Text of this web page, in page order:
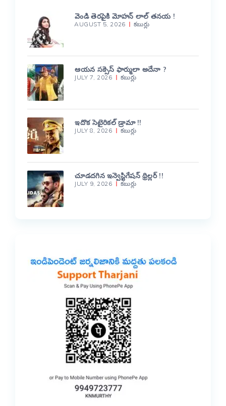
వెండి తెరపైకి మోహన్ లాల్ తనయ !
AUGUST 5, 2026 కబుర్లు
ఆయన సక్సెస్ ఫార్ములా అదేనా ?
JULY 7, 2026 కబుర్లు
ఇదొక సెటైరికల్ డ్రామా !!
JULY 8, 2026 కబుర్లు
చూడదగిన ఇన్వెస్టిగేషన్ థ్రిల్లర్ !!
JULY 9, 2026 కబుర్లు